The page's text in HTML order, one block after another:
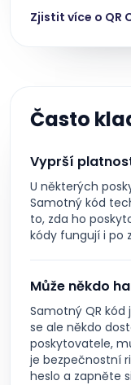
Zjistit více o QR
Často
Vyprší
U některých
Samotný kód
to, zda ho
kódy fungují i po
Může někdo
Samotný QR kód
se ale někdo
poskytovatele,
je bezpečnostní
heslo a zapněte